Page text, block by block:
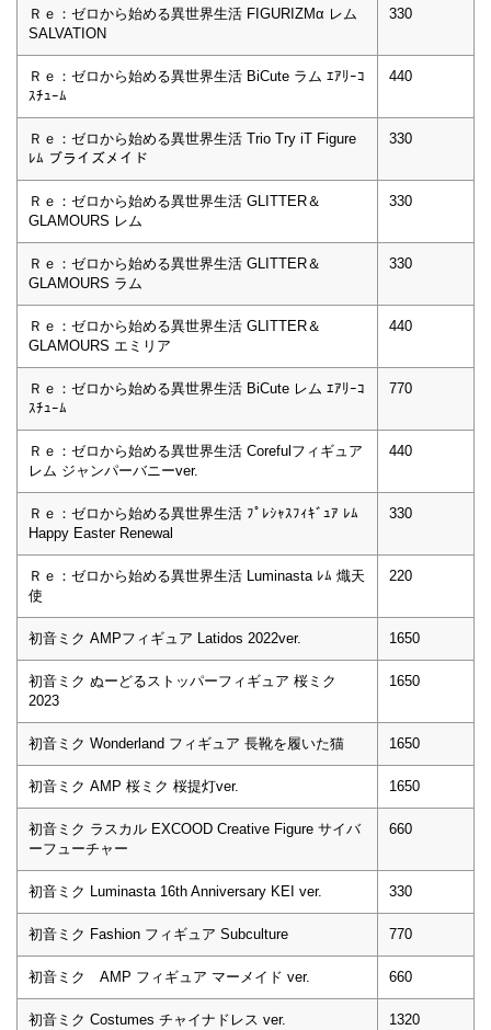
Ｒｅ：ゼロから始める異世界生活 FIGURIZMα レム
SALVATION
330
Ｒｅ：ゼロから始める異世界生活 BiCute ラム ｴｱﾘｰｺ
ｽﾁｭｰﾑ
440
Ｒｅ：ゼロから始める異世界生活 Trio Try iT Figure
ﾚﾑ ブライズメイド
330
Ｒｅ：ゼロから始める異世界生活 GLITTER＆
GLAMOURS レム
330
Ｒｅ：ゼロから始める異世界生活 GLITTER＆
GLAMOURS ラム
330
Ｒｅ：ゼロから始める異世界生活 GLITTER＆
GLAMOURS エミリア
440
Ｒｅ：ゼロから始める異世界生活 BiCute レム ｴｱﾘｰｺ
ｽﾁｭｰﾑ
770
Ｒｅ：ゼロから始める異世界生活 Corefulフィギュア
レム ジャンパーバニーver.
440
Ｒｅ：ゼロから始める異世界生活 ﾌﾟﾚｼｬｽﾌｨｷﾞｭｱ ﾚﾑ
Happy Easter Renewal
330
Ｒｅ：ゼロから始める異世界生活 Luminasta ﾚﾑ 熾天
使
220
初音ミク AMPフィギュア Latidos 2022ver. 1650
初音ミク ぬーどるストッパーフィギュア 桜ミク
2023
1650
初音ミク Wonderland フィギュア 長靴を履いた猫 1650
初音ミク AMP 桜ミク 桜提灯ver. 1650
初音ミク ラスカル EXCOOD Creative Figure サイバ
ーフューチャー
660
初音ミク Luminasta 16th Anniversary KEI ver. 330
初音ミク Fashion フィギュア Subculture 770
初音ミク AMP フィギュア マーメイド ver. 660
初音ミク Costumes チャイナドレス ver. 1320